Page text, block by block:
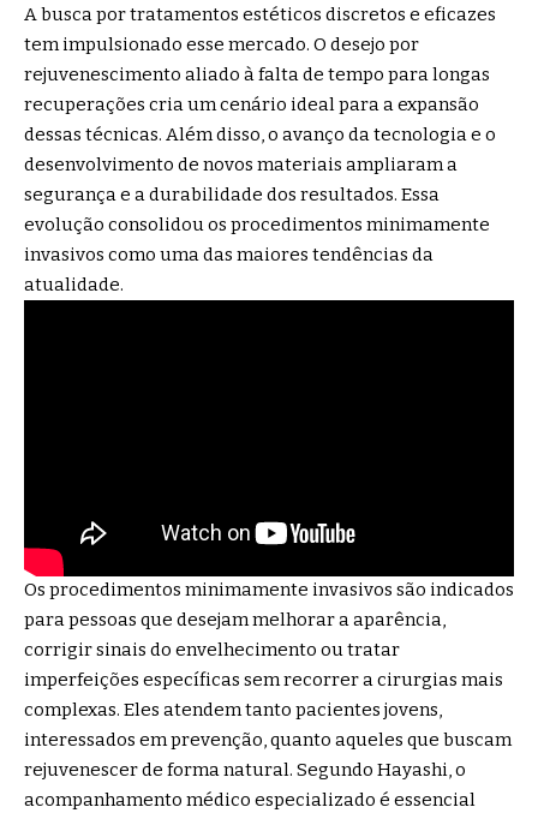
A busca por tratamentos estéticos discretos e eficazes
tem impulsionado esse mercado. O desejo por
rejuvenescimento aliado à falta de tempo para longas
recuperações cria um cenário ideal para a expansão
dessas técnicas. Além disso, o avanço da tecnologia e o
desenvolvimento de novos materiais ampliaram a
segurança e a durabilidade dos resultados. Essa
evolução consolidou os procedimentos minimamente
invasivos como uma das maiores tendências da
atualidade.
Os procedimentos minimamente invasivos são indicados
para pessoas que desejam melhorar a aparência,
corrigir sinais do envelhecimento ou tratar
imperfeições específicas sem recorrer a cirurgias mais
complexas. Eles atendem tanto pacientes jovens,
interessados em prevenção, quanto aqueles que buscam
rejuvenescer de forma natural. Segundo Hayashi, o
acompanhamento médico especializado é essencial